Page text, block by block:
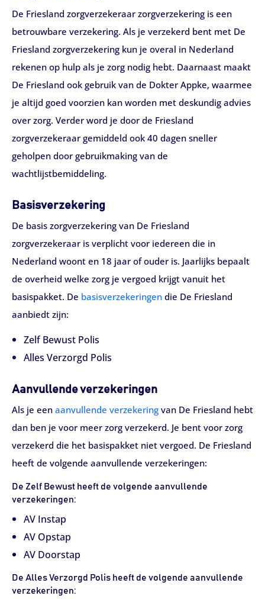
De Friesland zorgverzekeraar zorgverzekering is een
betrouwbare verzekering. Als je verzekerd bent met De
Friesland zorgverzekering kun je overal in Nederland
rekenen op hulp als je zorg nodig hebt. Daarnaast maakt
De Friesland ook gebruik van de Dokter Appke, waarmee
je altijd goed voorzien kan worden met deskundig advies
over zorg. Verder word je door de Friesland
zorgverzekeraar gemiddeld ook 40 dagen sneller
geholpen door gebruikmaking van de
wachtlijstbemiddeling.
Basisverzekering
De basis zorgverzekering van De Friesland
zorgverzekeraar is verplicht voor iedereen die in
Nederland woont en 18 jaar of ouder is. Jaarlijks bepaalt
de overheid welke zorg je vergoed krijgt vanuit het
basispakket. De basisverzekeringen die De Friesland
aanbiedt zijn:
Zelf Bewust Polis
Alles Verzorgd Polis
Aanvullende verzekeringen
Als je een aanvullende verzekering van De Friesland hebt
dan ben je voor meer zorg verzekerd. Je bent voor zorg
verzekerd die het basispakket niet vergoed. De Friesland
heeft de volgende aanvullende verzekeringen:
De Zelf Bewust heeft de volgende aanvullende
verzekeringen:
AV Instap
AV Opstap
AV Doorstap
De Alles Verzorgd Polis heeft de volgende aanvullende
verzekeringen: